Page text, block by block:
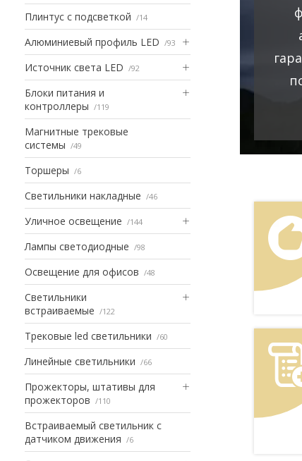
Плинтус с подсветкой 14
Алюминиевый профиль LED 93
Источник света LED 92
Блоки питания и
контроллеры
119
Магнитные трековые
системы
49
Торшеры 6
Светильники накладные 46
Уличное освещение 144
Лампы светодиодные 98
Освещение для офисов 48
Светильники
встраиваемые
122
Трековые led светильники 60
Линейные светильники 66
Прожекторы, штативы для
прожекторов
110
Встраиваемый светильник с
датчиком движения
6